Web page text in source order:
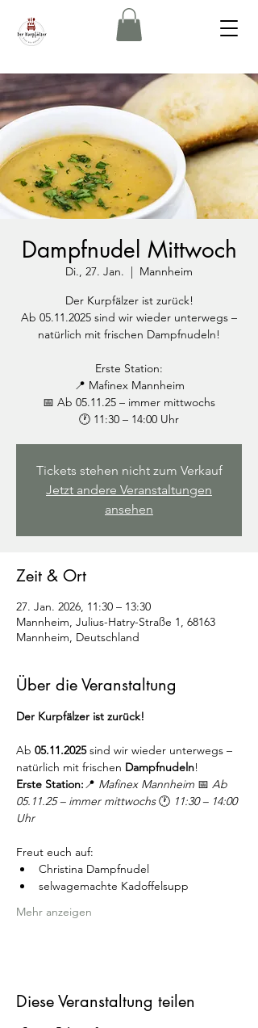
Dampfnudel Mittwoch
Di., 27. Jan.
  |
Mannheim
Der Kurpfälzer ist zurück!
Ab 05.11.2025 sind wir wieder unterwegs –
natürlich mit frischen Dampfnudeln!
Erste Station:
📍 Mafinex Mannheim
📅 Ab 05.11.25 – immer mittwochs
🕐 11:30 – 14:00 Uhr
Tickets stehen nicht zum Verkauf
Jetzt andere Veranstaltungen
ansehen
Zeit & Ort
27. Jan. 2026, 11:30 – 13:30
Mannheim, Julius-Hatry-Straße 1, 68163
Mannheim, Deutschland
Über die Veranstaltung
Der Kurpfälzer ist zurück!
Ab 05.11.2025 sind wir wieder unterwegs –
natürlich mit frischen Dampfnudeln!
Erste Station:📍 Mafinex Mannheim 📅 Ab
05.11.25 – immer mittwochs 🕐 11:30 – 14:00
Uhr
Freut euch auf:
Christina Dampfnudel
selwagemachte Kadoffelsupp
Mehr anzeigen
Diese Veranstaltung teilen